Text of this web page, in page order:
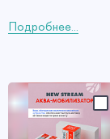
Подробнее...